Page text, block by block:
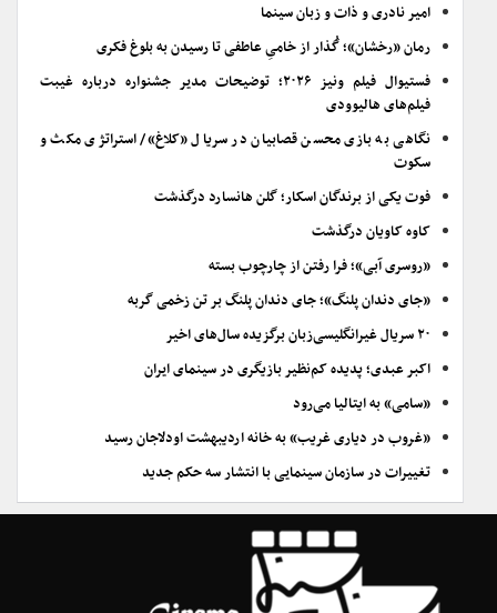
امیر نادری و ذات و زبان سینما
رمان «رخشان»؛ گُذار از خامیِ عاطفی تا رسیدن به بلوغ فکری
فستیوال فیلم ونیز ۲۰۲۶؛ توضیحات مدیر جشنواره درباره غیبت
فیلم‌های هالیوودی
نگاهی به بازی محسن قصابیان در سریال «کلاغ»/ استراتژی مکث و
سکوت
فوت یکی از برندگان اسکار؛ گلن هانسارد درگذشت
کاوه کاویان درگذشت
«روسری آبی»؛ فرا رفتن از چارچوب بسته
«جای دندان پلنگ»؛ جای دندان پلنگ بر تن زخمی گربه
۲۰ سریال غیرانگلیسی‌زبان برگزیده سال‌های اخیر
اکبر عبدی؛ پدیده کم‌نظیر بازیگری در سینمای ایران
«سامی» به ایتالیا می‌رود
«غروب در دیاری غریب» به خانه اردیبهشت اودلاجان رسید
تغییرات در سازمان سینمایی با انتشار سه حکم جدید